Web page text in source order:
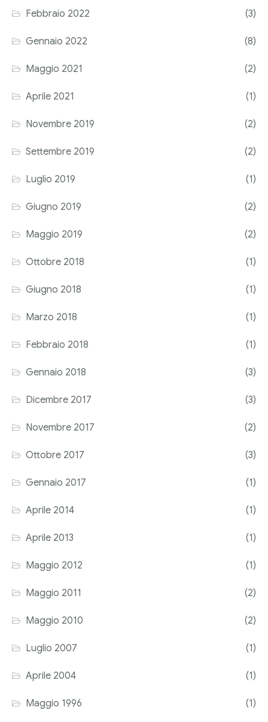
Corriere tributario
Editore Euroconference
Il Giornale del Revisore
Forum Fiscale
Articoli
Febbraio 2022 (3)
Gennaio 2022 (8)
Maggio 2021 (2)
Aprile 2021 (1)
Novembre 2019 (2)
Settembre 2019 (2)
Luglio 2019 (1)
Giugno 2019 (2)
Maggio 2019 (2)
Ottobre 2018 (1)
Giugno 2018 (1)
Marzo 2018 (1)
Febbraio 2018 (1)
Gennaio 2018 (3)
Dicembre 2017 (3)
Novembre 2017 (2)
Ottobre 2017 (3)
Gennaio 2017 (1)
Aprile 2014 (1)
Aprile 2013 (1)
Maggio 2012 (1)
Maggio 2011 (2)
Maggio 2010 (2)
Luglio 2007 (1)
Aprile 2004 (1)
Maggio 1996 (1)